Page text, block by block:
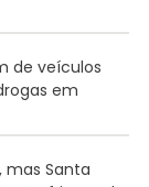
de veículos
em
Santa